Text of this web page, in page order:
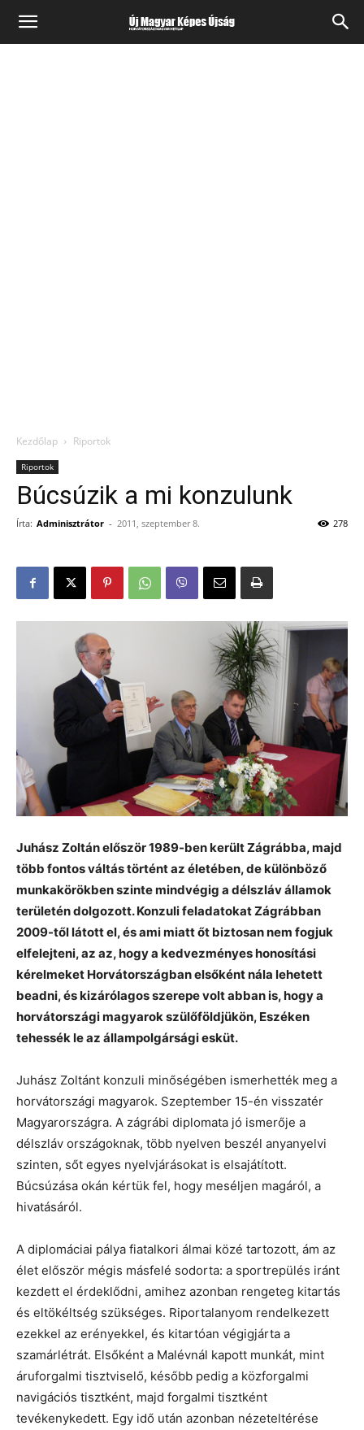
Kezdőlap Riportok
Riportok
Búcsúzik a mi konzulunk
Írta: Adminisztrátor - 2011, szeptember 8. 278
Juhász Zoltán először 1989-ben került Zágrábba, majd
több fontos váltás történt az életében, de különböző
munkakörökben szinte mindvégig a délszláv államok
területén dolgozott. Konzuli feladatokat Zágrábban
2009-től látott el, és ami miatt őt biztosan nem fogjuk
elfelejteni, az az, hogy a kedvezményes honosítási
kérelmeket Horvátországban elsőként nála lehetett
beadni, és kizárólagos szerepe volt abban is, hogy a
horvátországi magyarok szülőföldjükön, Eszéken
tehessék le az állampolgársági esküt.
Juhász Zoltánt konzuli minőségében ismerhették meg a
horvátországi magyarok. Szeptember 15-én visszatér
Magyarországra. A zágrábi diplomata jó ismerője a
délszláv országoknak, több nyelven beszél anyanyelvi
szinten, sőt egyes nyelvjárásokat is elsajátított.
Búcsúzása okán kértük fel, hogy meséljen magáról, a
hivatásáról.
A diplomáciai pálya fiatalkori álmai közé tartozott, ám az
élet először mégis másfelé sodorta: a sportrepülés iránt
kezdett el érdeklődni, amihez azonban rengeteg kitartás
és eltökéltség szükséges. Riportalanyom rendelkezett
ezekkel az erényekkel, és kitartóan végigjárta a
szamárlétrát. Elsőként a Malévnál kapott munkát, mint
áruforgalmi tisztviselő, később pedig a közforgalmi
navigációs tisztként, majd forgalmi tisztként
tevékenykedett. Egy idő után azonban nézeteltérése